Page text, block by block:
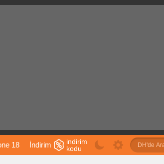
18 İndirim
indirim
kodu